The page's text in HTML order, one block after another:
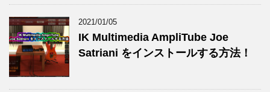
2021/01/05
IK Multimedia AmpliTube Joe
Satriani をインストールする方法！